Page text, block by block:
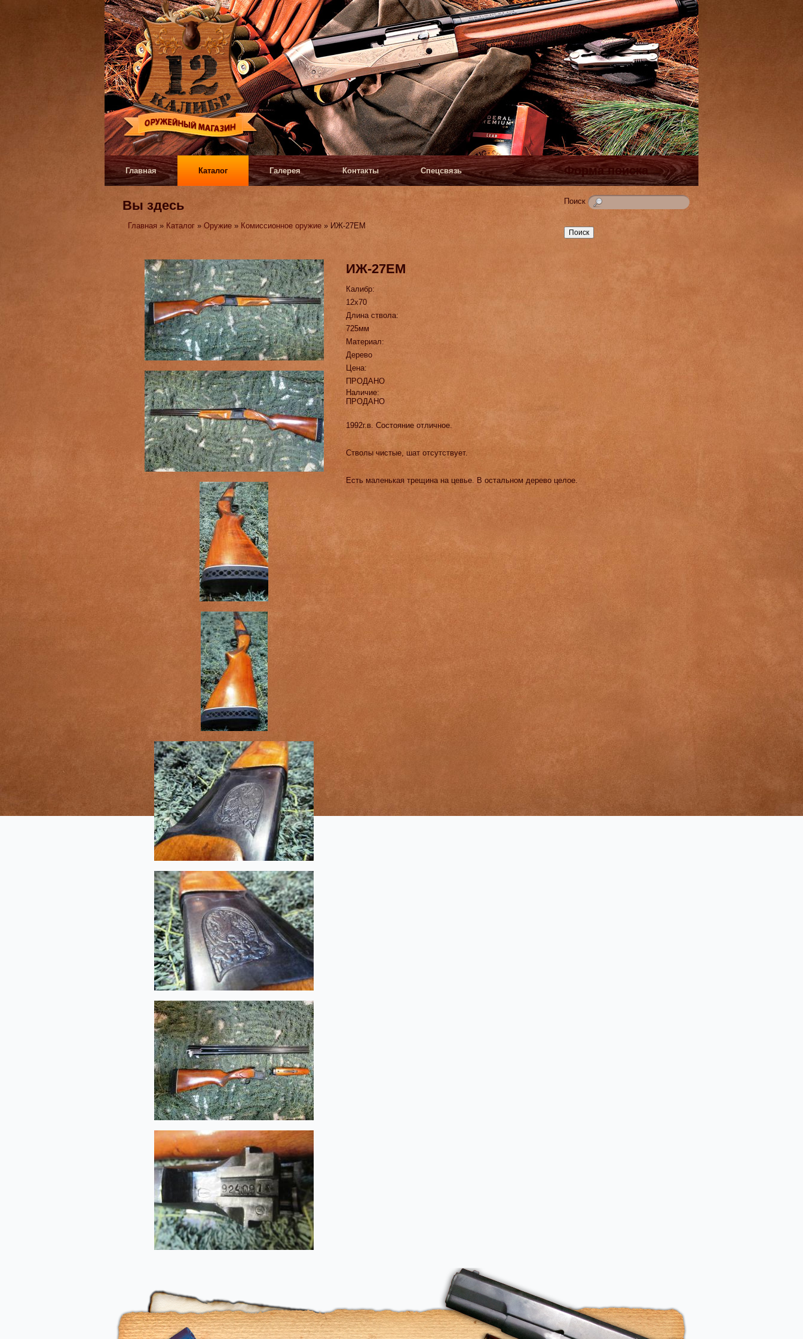
Форма поиска
Поиск
Главная Каталог Галерея Контакты Спецсвязь
Вы здесь
Главная » Каталог »Оружие » Комиссионное оружие » ИЖ-27ЕМ
ИЖ-27ЕМ
Калибр:
12х70
Длина ствола:
725мм
Материал:
Дерево
Цена:
ПРОДАНО
Наличие:
ПРОДАНО
1992г.в. Состояние отличное.
Стволы чистые, шат отсутствует.
Есть маленькая трещина на цевье. В остальном дерево целое.